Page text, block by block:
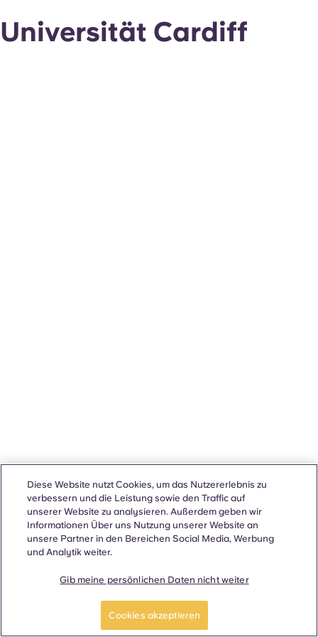
Universität Cardiff
Diese Website nutzt Cookies, um das Nutzererlebnis zu
verbessern und die Leistung sowie den Traffic auf
unserer Website zu analysieren. Außerdem geben wir
Informationen Über uns Nutzung unserer Website an
unsere Partner in den Bereichen Social Media, Werbung
und Analytik weiter.
Gib meine persönlichen Daten nicht weiter
Cookies akzeptieren